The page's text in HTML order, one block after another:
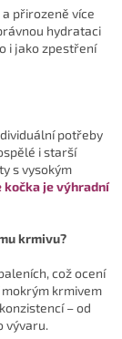
přirozeně více
hydrataci
i jako zpestření
potřeby
i starší
s vysokým
kočka je výhradní
krmivu?
což ocení
krmivem
– od
vývaru.